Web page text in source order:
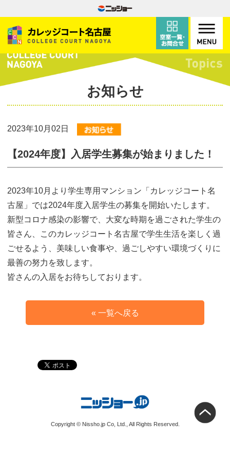
お知らせ
2023年10月02日
【2024年度】入居学生募集が始まりました！
2023年10月より学生専用マンション「カレッジコート名
古屋」では2024年度入居学生の募集を開始いたします。
新型コロナ感染の影響で、大変な時期を過ごされた学生の
皆さん、このカレッジコート名古屋で学生生活を楽しく過
ごせるよう、美味しい食事や、過ごしやすい環境づくりに
最善の努力を致します。
皆さんの入居をお待ちしております。
« 一覧へ戻る
Copyright © Nissho.jp Co, Ltd., All Rights Reserved.